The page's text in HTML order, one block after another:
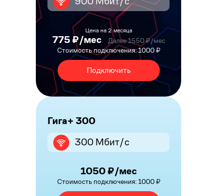
Цена на 2 месяца
775 ₽/мес
Далее 1550 ₽/мес
Стоимость подключения: 1000 ₽
Подключить
Гига+ 300
300 Мбит/с
1050 ₽/мес
Стоимость подключения: 1000 ₽